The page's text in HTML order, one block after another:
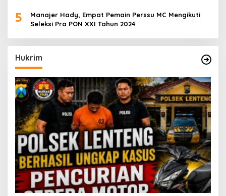
5
Manajer Hady, Empat Pemain Perssu MC Mengikuti
Seleksi Pra PON XXI Tahun 2024
Hukrim